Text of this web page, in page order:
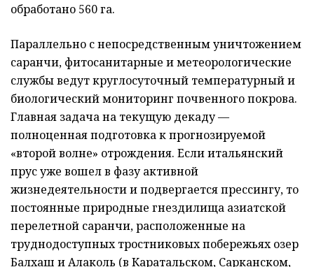
обработано 560 га.
Параллельно с непосредственным уничтожением
саранчи, фитосанитарные и метеорологические
службы ведут круглосуточный температурный и
биологический мониторинг почвенного покрова.
Главная задача на текущую декаду —
полноценная подготовка к прогнозируемой
«второй волне» отрождения. Если итальянский
прус уже вошел в фазу активной
жизнедеятельности и подвергается прессингу, то
постоянные природные гнездилища азиатской
перелетной саранчи, расположенные на
труднодоступных тростниковых побережьях озер
Балхаш и Алаколь (в Каратальском, Сарканском,